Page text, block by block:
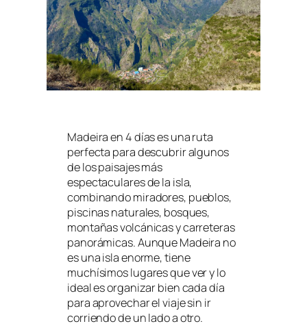
Madeira en 4 días es una ruta
perfecta para descubrir algunos
de los paisajes más
espectaculares de la isla,
combinando miradores, pueblos,
piscinas naturales, bosques,
montañas volcánicas y carreteras
panorámicas. Aunque Madeira no
es una isla enorme, tiene
muchísimos lugares que ver y lo
ideal es organizar bien cada día
para aprovechar el viaje sin ir
corriendo de un lado a otro.